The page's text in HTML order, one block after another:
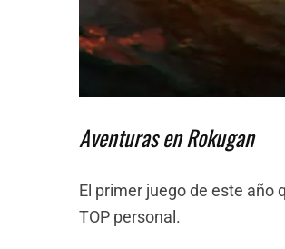
Aventuras en Rokugan
El primer juego de este año
TOP personal.